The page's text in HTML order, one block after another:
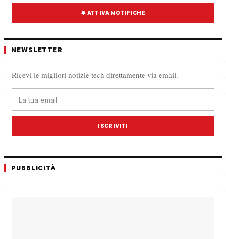
🔔 ATTIVA NOTIFICHE
NEWSLETTER
Ricevi le migliori notizie tech direttamente via email.
ISCRIVITI
PUBBLICITÀ